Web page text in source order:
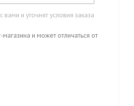
и уточнят условия заказа
и может отличаться от